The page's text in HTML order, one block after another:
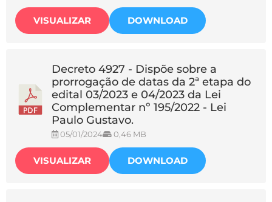
VISUALIZAR DOWNLOAD
Decreto 4927 - Dispõe sobre a
prorrogação de datas da 2ª etapa do
edital 03/2023 e 04/2023 da Lei
Complementar nº 195/2022 - Lei
Paulo Gustavo.
05/01/2024 0,46 MB
VISUALIZAR DOWNLOAD